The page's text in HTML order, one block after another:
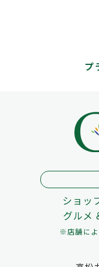
プ
ショッ
グルメ
※店舗によ